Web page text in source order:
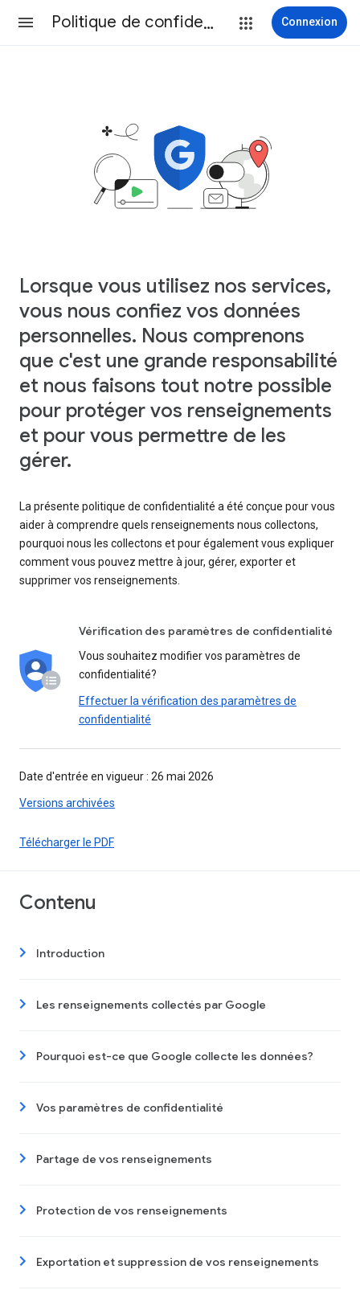
Politique de confidentialité Connexion
Lorsque vous utilisez nos services,
vous nous confiez vos données
personnelles. Nous comprenons
que c'est une grande responsabilité
et nous faisons tout notre possible
pour protéger vos renseignements
et pour vous permettre de les
gérer.
La présente politique de confidentialité a été conçue pour vous
aider à comprendre quels renseignements nous collectons,
pourquoi nous les collectons et pour également vous expliquer
comment vous pouvez mettre à jour, gérer, exporter et
supprimer vos renseignements.
Vérification des paramètres de confidentialité
Vous souhaitez modifier vos paramètres de
confidentialité?
Effectuer la vérification des paramètres de
confidentialité
Date d'entrée en vigueur : 26 mai 2026
Versions archivées
Télécharger le PDF
Contenu
Introduction
Les renseignements collectés par Google
Pourquoi est-ce que Google collecte les données?
Vos paramètres de confidentialité
Partage de vos renseignements
Protection de vos renseignements
Exportation et suppression de vos renseignements